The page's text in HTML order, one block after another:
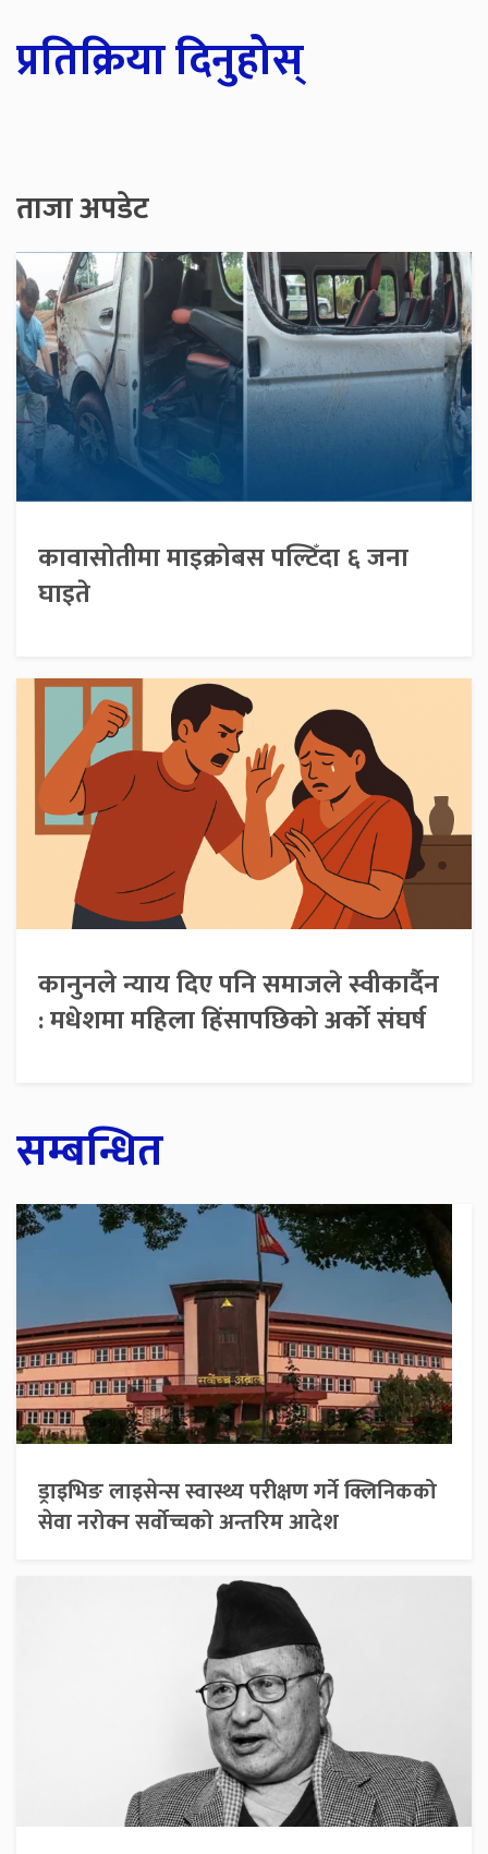
प्रतिक्रिया दिनुहोस्
ताजा अपडेट
कावासोतीमा माइक्रोबस पल्टिँदा ६ जना
घाइते
कानुनले न्याय दिए पनि समाजले स्वीकार्दैन
: मधेशमा महिला हिंसापछिको अर्को संघर्ष
सम्बन्धित
ड्राइभिङ लाइसेन्स स्वास्थ्य परीक्षण गर्ने क्लिनिकको
सेवा नरोक्न सर्वोच्चको अन्तरिम आदेश